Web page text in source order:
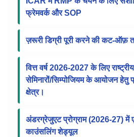
सूचना पट्ट
ICAR में RMP के चयन के लिए
फ्रेमवर्क और SOP
ज़रूरी डिग्री पूरी करने की कट-ऑफ़